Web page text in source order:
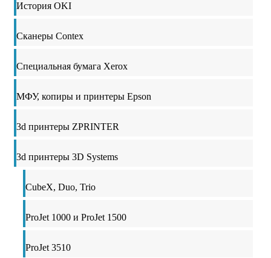
История OKI
Сканеры Contex
Специальная бумага Xerox
МФУ, копиры и принтеры Epson
3d принтеры ZPRINTER
3d принтеры 3D Systems
CubeX, Duo, Trio
ProJet 1000 и ProJet 1500
ProJet 3510